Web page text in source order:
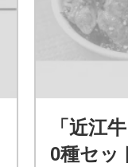
「近江
0種セッ